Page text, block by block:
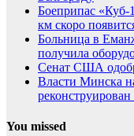
Боеприпас
км скоро
Больница в
получила
Сенат США
Власти Минска
You missed